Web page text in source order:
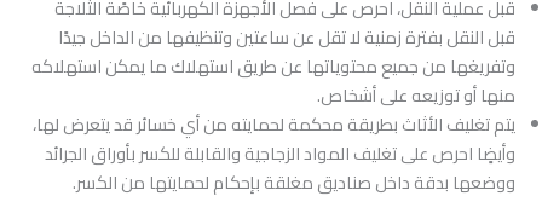
قبل عملية النقل، احرص على فصل الأجهزة الكهربائية خاصًة الثلاجة
قبل النقل بفترة زمنية لا تقل عن ساعتين وتنظيفها من الداخل جيدًا
وتفريغها من جميع محتوياتها عن طريق استهلاك ما يمكن استهلاكه
منها أو توزيعه على أشخاص.
يتم تغليف الأثاث بطريقة محكمة لحمايته من أي خسائر قد يتعرض لها،
وأيضٍا احرص على تغليف المواد الزجاجية والقابلة للكسر بأوراق الجرائد
ووضعها بدقة داخل صناديق مغلقة بإحكام لحمايتها من الكسر.